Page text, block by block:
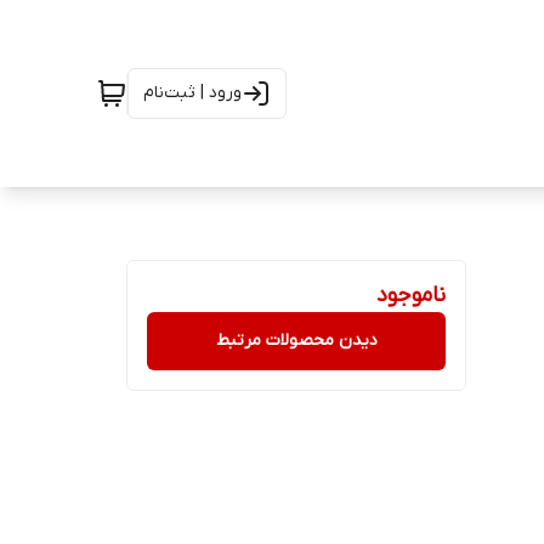
ورود | ثبت‌نام
ناموجود
دیدن محصولات مرتبط